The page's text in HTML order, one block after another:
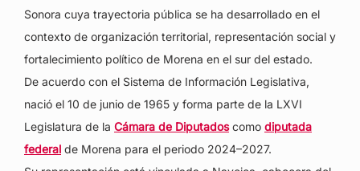
Sonora cuya trayectoria pública se ha desarrollado en el
contexto de organización territorial, representación social y
fortalecimiento político de Morena en el sur del estado.
De acuerdo con el Sistema de Información Legislativa,
nació el 10 de junio de 1965 y forma parte de la LXVI
Legislatura de la Cámara de Diputadoscomo diputada
federal de Morena para el periodo 2024–2027.